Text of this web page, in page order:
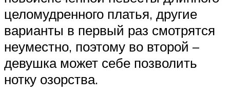
целомудренного платья, другие
варианты в первый раз смотрятся
неуместно, поэтому во второй –
девушка может себе позволить
нотку озорства.